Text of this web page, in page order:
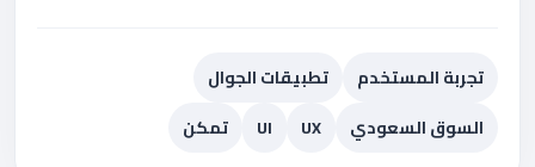
تجربة المستخدم
تطبيقات الجوال
السوق السعودي
UX
UI تمكن